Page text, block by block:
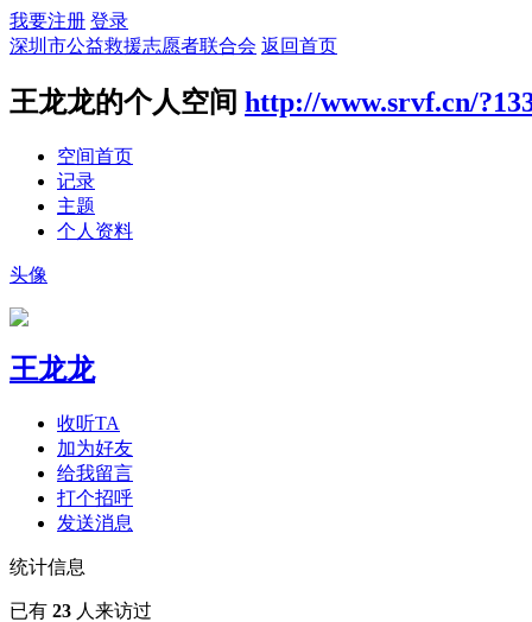
我要注册 登录
深圳市公益救援志愿者联合会 返回首页
王龙龙的个人空间 http://www.srvf.cn/
空间首页
记录
主题
个人资料
头像
王龙龙
收听TA
加为好友
给我留言
打个招呼
发送消息
统计信息
已有 23 人来访过